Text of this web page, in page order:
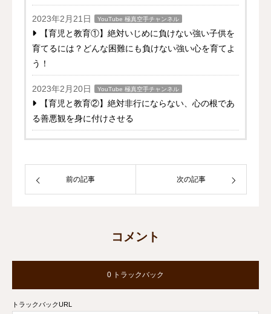
2023年2月21日 YouTube 極真空手チャンネル
【育児と教育①】絶対いじめに負けない強い子供を
育てるには？どんな困難にも負けない強い心を育てよ
う！
2023年2月20日 YouTube 極真空手チャンネル
【育児と教育②】絶対非行にならない、心の根であ
る善悪観を身に付けさせる
前の記事 次の記事
コメント
0 トラックバック
トラックバックURL